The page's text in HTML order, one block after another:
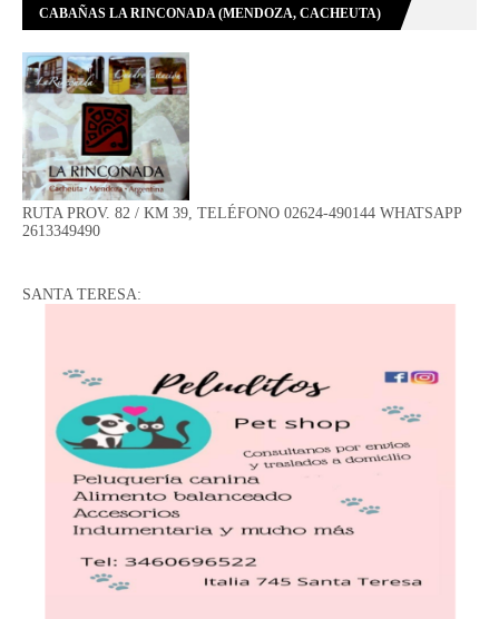
CABAÑAS LA RINCONADA (MENDOZA, CACHEUTA)
RUTA PROV. 82 / KM 39, TELÉFONO 02624-490144 WHATSAPP
2613349490
SANTA TERESA: